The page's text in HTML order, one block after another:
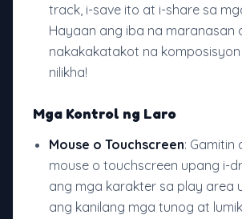
track, i-save ito at i-share sa
Hayaan ang iba na maranasan
nakakakatakot na
nilikha!
Mga Kontrol ng Laro
Mouse o Touchscreen: Gamitin
mouse o touchscreen upang i-
ang mga karakter sa play area
ang kanilang mga tunog at